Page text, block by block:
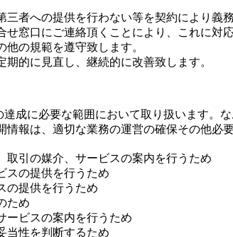
者への提供を行わない等を契約により義
窓口にご連絡頂くことにより、これに対応
他の規範を遵守致します。
的に見直し、継続的に改善致します。
成に必要な範囲において取り扱います。
報は、適切な業務の運営の確保その他必
取引の媒介、サービスの案内を行うため
スの提供を行うため
の提供を行うため
ため
ービスの案内を行うため
当性を判断するため